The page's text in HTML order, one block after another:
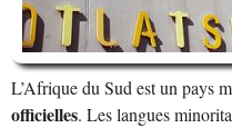
L’Afrique du Sud est un pays
officielles. Les langues